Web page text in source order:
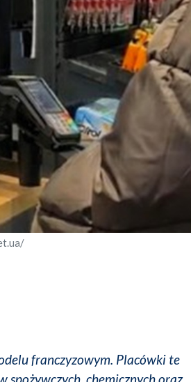
franczyzowym. Placówki te